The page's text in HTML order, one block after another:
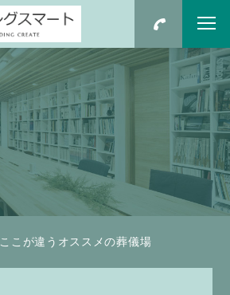
ここが違うオススメの葬儀場